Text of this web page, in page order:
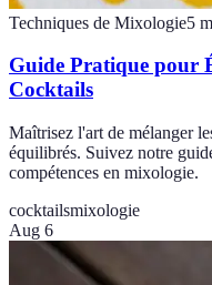
Techniques de Mixologie5
Guide Pratique pour
Cocktails
Maîtrisez l'art de mélanger
équilibrés. Suivez notre
compétences en mixologie.
cocktailsmixologie
Aug 6